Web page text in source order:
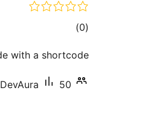
(0 مجموع)
with a shortcode.
DevAura 50+ نصب فعال